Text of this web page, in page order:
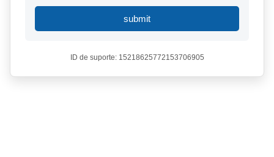
submit
ID de suporte: 15218625772153706905